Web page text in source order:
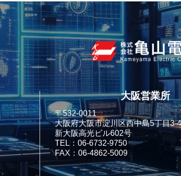
大阪営業所
〒532-0011
大阪府大阪市淀川区西中島5丁目3-
新大阪高光ビル602号
TEL：06-6732-9750
FAX：06-4862-5009